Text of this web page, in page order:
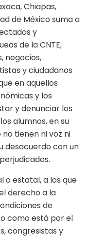
Chiapas,
de México suma a
y
de la CNTE,
negocios,
y ciudadanos
en aquellos
y los
y denunciar los
alumnos, en su
tienen ni voz ni
desacuerdo con un
o estatal, a los que
derecho a la
de
como está por el
congresistas y